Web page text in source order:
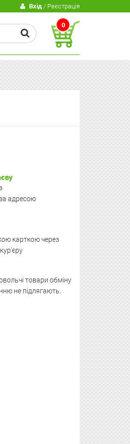
Вхід/ Реєстрація
0
адресою
карткою через
товари обміну
не підлягають.